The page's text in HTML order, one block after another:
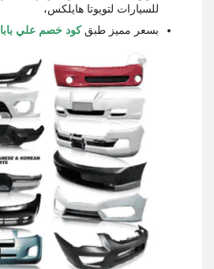
للسيارات لتويوتا هايلكس،
بسعر مميز طبقكود خصم علي بابا